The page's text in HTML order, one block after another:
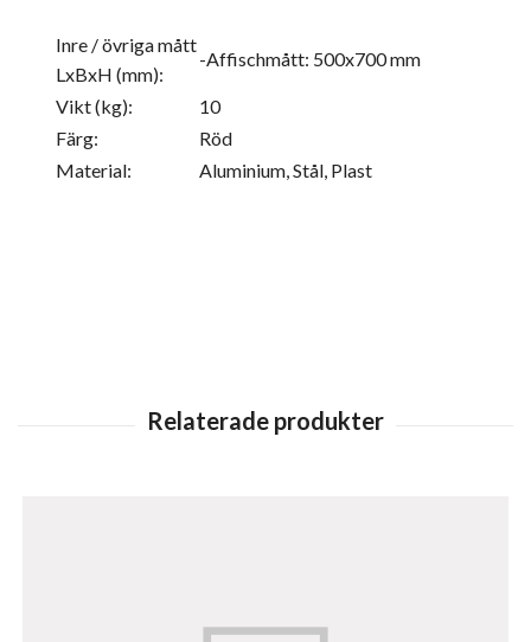
Inre / övriga mått
LxBxH (mm):
-Affischmått: 500x700 mm
Vikt (kg):
10
Färg:
Röd
Material:
Aluminium, Stål, Plast